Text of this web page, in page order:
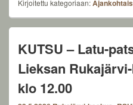
Kirjoitettu kategoriaan:
KUTSU – Latu-
Lieksan
klo 12.00